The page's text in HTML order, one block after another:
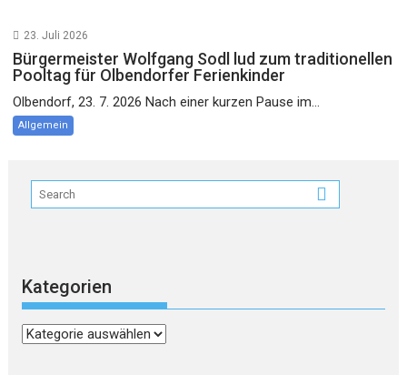
23. Juli 2026
Bürgermeister Wolfgang Sodl lud zum traditionellen
Pooltag für Olbendorfer Ferienkinder
Olbendorf, 23. 7. 2026 Nach einer kurzen Pause im...
Allgemein
Kategorien
Kategorien